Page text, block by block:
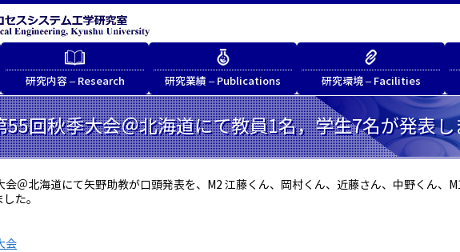
研究内容 – Research 研究業績 – Publications 研究環境 – Facilities
55回秋季大会＠北海道にて教員1名，学生7名が発表し
＠北海道にて矢野助教が口頭発表を、M2 江藤くん、岡村くん、近藤さん、中野くん、
た。
会